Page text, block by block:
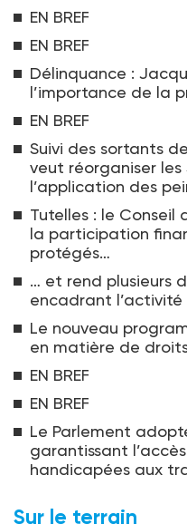
EN BREF
EN BREF
Délinquance :
l’importance de la
EN BREF
Suivi des sortants
veut réorganiser les
l’application des
Tutelles : le Conseil
la participation
protégés…
… et rend plusieurs
encadrant
Le nouveau
en matière de
EN BREF
EN BREF
Le Parlement
garantissant
handicapées aux
Sur le terrain